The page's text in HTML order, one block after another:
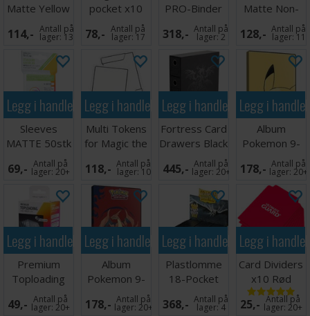
Matte Yellow
x100 66x91
114,- Antall på
lager: 13
pocket x10
Grå
78,- Antall på
lager: 17
PRO-Binder
9-Pocket
Mega Chariza
318,- Antall på
lager:2
Matte Non-
Glare Black
128,- Antall på
lager: 11
Legg i handlekurven
Sleeves
MATTE 50stk
59x91mm
69,- Antall på
lager:20+
Legg i handlekurven
Multi Tokens
for Magic the
Gathering
118,- Antall på
lager: 10
Legg i handlekurven
Fortress Card
Drawers Black
445,- Antall på
lager:20+
Legg i
Album
Pokemon 9-
Pocket
Pikachu
178,- Antall på
lager:20+
Legg i handlekurven
Premium
Toploading
Exoshields -
25 stk
49,- Antall på
lager:20+
Legg i handlekurven
Album
Pokemon 9-
Pocket Mega
Charizard XY
178,- Antall på
lager:20+
Legg i handlekurven
Plastlomme
18-Pocket
SideLoad
Svart x 50
368,- Antall på
lager:4
Legg i
Card Dividers
x10 Rød
25,- Antall på
lager:20+